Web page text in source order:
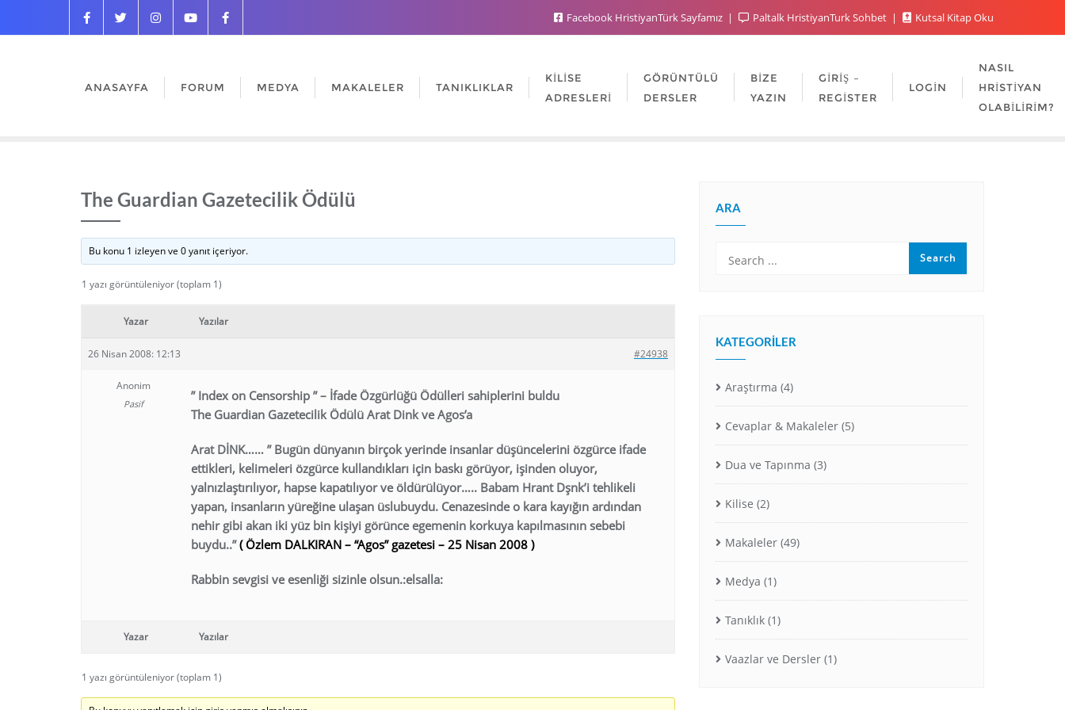
Facebook HristiyanTürk Sayfamız Paltalk HristiyanTurk Sohbet Kutsal Kitap Oku
ANASAYFA FORUM MEDYA MAKALELER TANIKLIKLAR
KILISE
ADRESLERI
GÖRÜNTÜLÜ
DERSLER
BIZE
YAZIN
GIRIŞ –
REGISTER
LOGIN
NASIL
HRISTIYAN
OLABILIRIM?
The Guardian Gazetecilik Ödülü
Bu konu 1 izleyen ve 0 yanıt içeriyor.
1 yazı görüntüleniyor (toplam 1)
Yazar Yazılar
26 Nisan 2008: 12:13 #24938
Anonim
Pasif
” Index on Censorship ” – İfade Özgürlüğü Ödülleri sahiplerini buldu
The Guardian Gazetecilik Ödülü Arat Dink ve Agos’a
Arat DİNK…… ” Bugün dünyanın birçok yerinde insanlar düşüncelerini özgürce ifade
ettikleri, kelimeleri özgürce kullandıkları için baskı görüyor, işinden oluyor,
yalnızlaştırılıyor, hapse kapatılıyor ve öldürülüyor….. Babam Hrant Dşnk’i tehlikeli
yapan, insanların yüreğine ulaşan üslubuydu. Cenazesinde o kara kayığın ardından
nehir gibi akan iki yüz bin kişiyi görünce egemenin korkuya kapılmasının sebebi
buydu..”( Özlem DALKIRAN – “Agos” gazetesi – 25 Nisan 2008 )
Rabbin sevgisi ve esenliği sizinle olsun.:elsalla:
Yazar Yazılar
1 yazı görüntüleniyor (toplam 1)
ARA
KATEGORILER
Araştırma (4)
Cevaplar & Makaleler (5)
Dua ve Tapınma (3)
Kilise (2)
Makaleler (49)
Medya (1)
Tanıklık (1)
Vaazlar ve Dersler (1)